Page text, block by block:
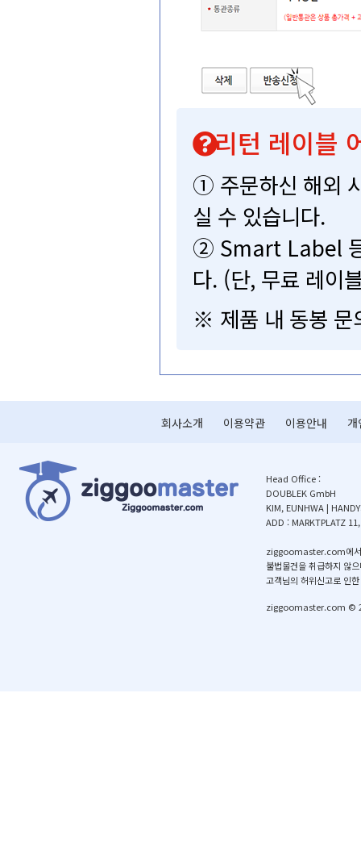
리턴레이블
①주문하신해외
실수있습니다.
②SmartLabel등
다.(단,무료레이
※제품내동봉문
회사소개 이용약관 이용안내
HeadOffice:
DOUBLEKGmbH
ziggoomaster.com에서
불법물건을취급하지않
고객님의허위신고로인